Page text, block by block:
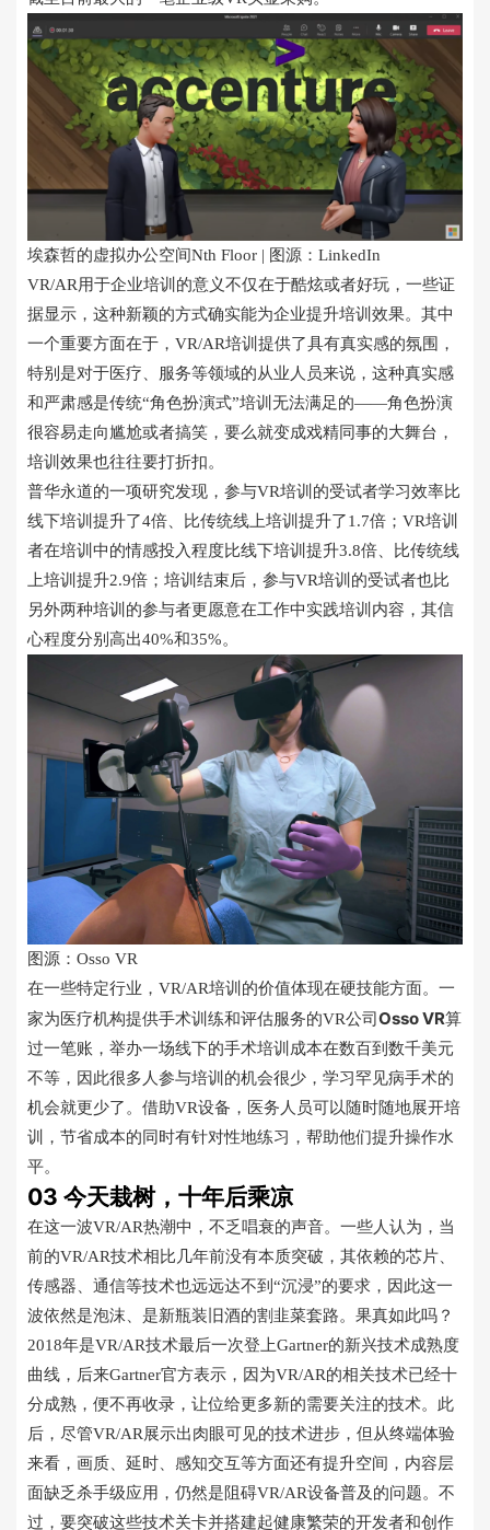
埃森哲的虚拟办公空间Nth Floor | 图源：LinkedIn
VR/AR用于企业培训的意义不仅在于酷炫或者好玩，一些证
据显示，这种新颖的方式确实能为企业提升培训效果。其中
一个重要方面在于，VR/AR培训提供了具有真实感的氛围，
特别是对于医疗、服务等领域的从业人员来说，这种真实感
和严肃感是传统“角色扮演式”培训无法满足的——角色扮演
很容易走向尴尬或者搞笑，要么就变成戏精同事的大舞台，
培训效果也往往要打折扣。
普华永道的一项研究发现，参与VR培训的受试者学习效率比
线下培训提升了4倍、比传统线上培训提升了1.7倍；VR培训
者在培训中的情感投入程度比线下培训提升3.8倍、比传统线
上培训提升2.9倍；培训结束后，参与VR培训的受试者也比
另外两种培训的参与者更愿意在工作中实践培训内容，其信
心程度分别高出40%和35%。
图源：Osso VR
在一些特定行业，VR/AR培训的价值体现在硬技能方面。一
家为医疗机构提供手术训练和评估服务的VR公司 Osso VR算
过一笔账，举办一场线下的手术培训成本在数百到数千美元
不等，因此很多人参与培训的机会很少，学习罕见病手术的
机会就更少了。借助VR设备，医务人员可以随时随地展开培
训，节省成本的同时有针对性地练习，帮助他们提升操作水
平。
03 今天栽树，十年后乘凉
在这一波VR/AR热潮中，不乏唱衰的声音。一些人认为，当
前的VR/AR技术相比几年前没有本质突破，其依赖的芯片、
传感器、通信等技术也远远达不到“沉浸”的要求，因此这一
波依然是泡沫、是新瓶装旧酒的割韭菜套路。果真如此吗？
2018年是VR/AR技术最后一次登上Gartner的新兴技术成熟度
曲线，后来Gartner官方表示，因为VR/AR的相关技术已经十
分成熟，便不再收录，让位给更多新的需要关注的技术。此
后，尽管VR/AR展示出肉眼可见的技术进步，但从终端体验
来看，画质、延时、感知交互等方面还有提升空间，内容层
面缺乏杀手级应用，仍然是阻碍VR/AR设备普及的问题。不
过，要突破这些技术关卡并搭建起健康繁荣的开发者和创作